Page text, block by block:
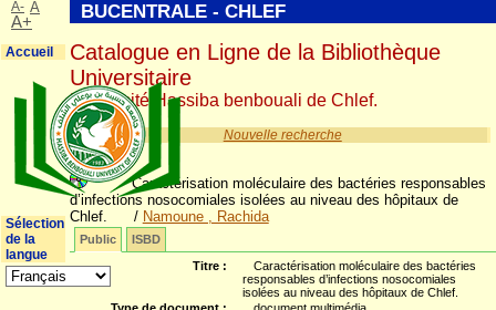
Nouvelle recherche
Caractérisation moléculaire des bactéries responsables
d’infections nosocomiales isolées au niveau des hôpitaux de
Chlef.
/ Namoune , Rachida
Public
ISBD
Titre :
Caractérisation moléculaire des bactéries
responsables d’infections nosocomiales
isolées au niveau des hôpitaux de Chlef.
BUCENTRALE - CHLEF
Catalogue en Ligne de la Bibliothèque
Universitaire
Université Hassiba benbouali de Chlef.
A- A
A+
Accueil
Sélection
de la
langue